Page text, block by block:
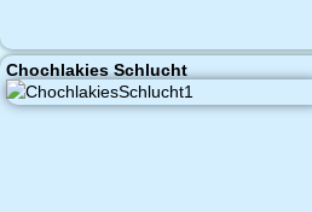
Chochlakies Schlucht